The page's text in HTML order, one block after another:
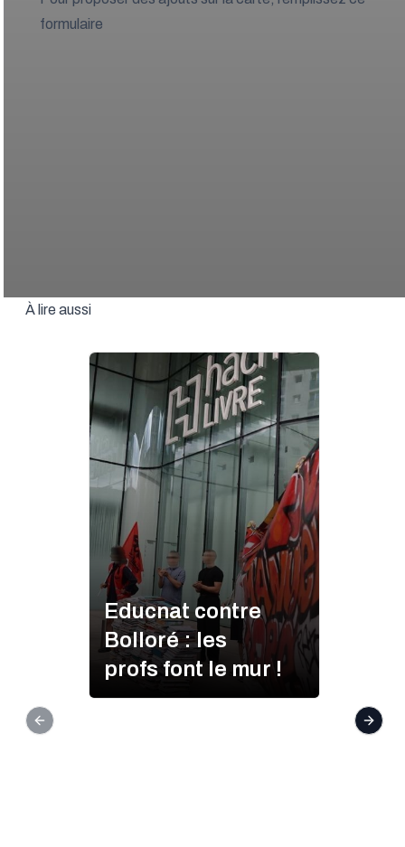
formulaire
À lire aussi
Educnat contre
Bolloré : les
profs font le mur !
Previous slide Next